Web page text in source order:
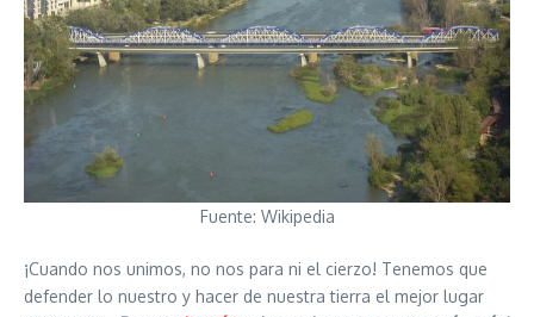
Fuente: Wikipedia
¡Cuando nos unimos, no nos para ni el cierzo! Tenemos que
defender lo nuestro y hacer de nuestra tierra el mejor lugar